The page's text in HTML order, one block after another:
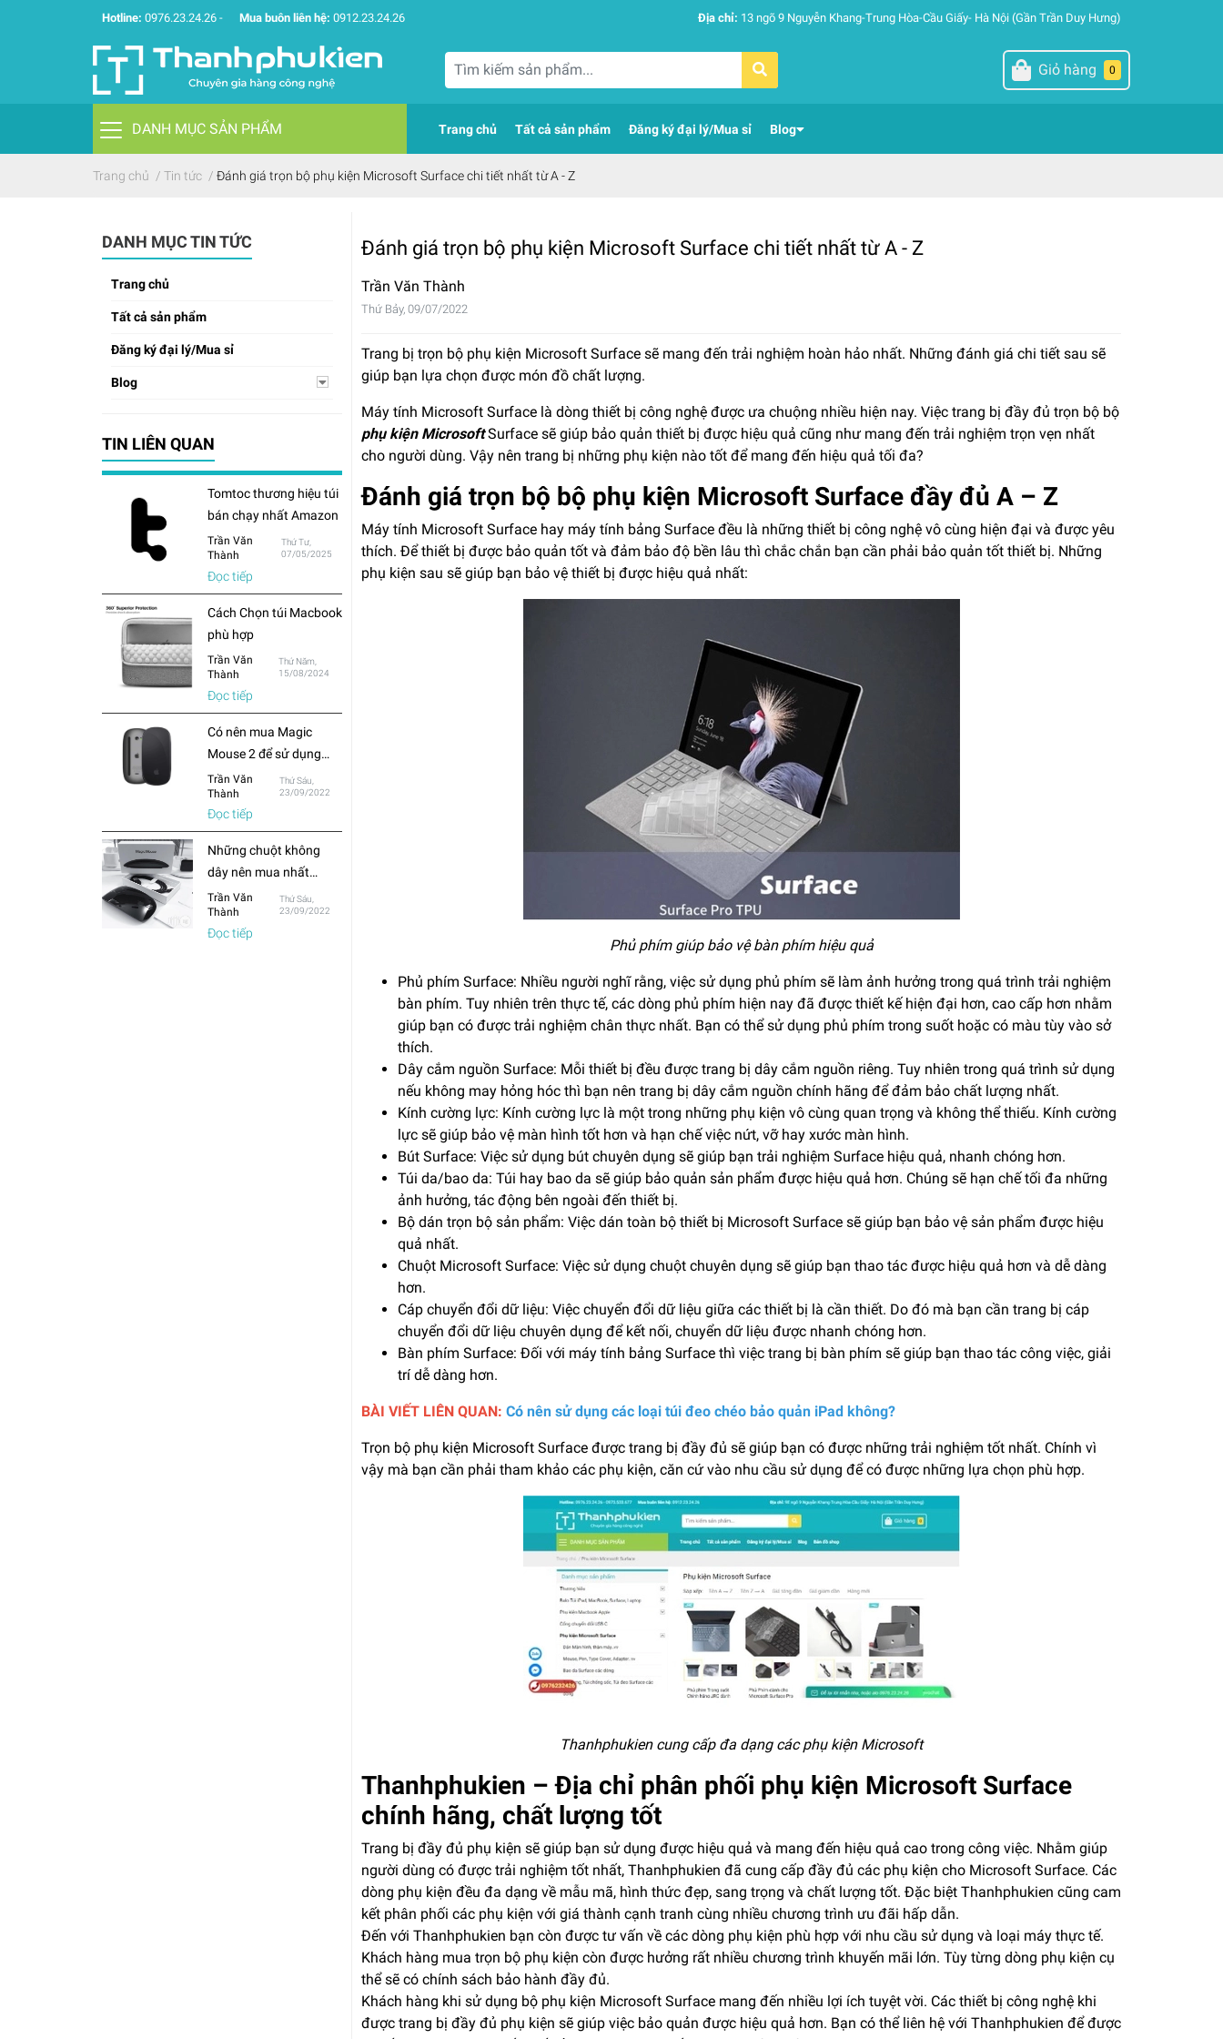
Hotline: 0976.23.24.26 - Mua buôn liên hệ: 0912.23.24.26 Địa chỉ: 13 ngõ 9 Nguyễn Khang-Trung Hòa-Cầu Giấy- Hà Nội (Gần Trần Duy Hưng)
Giỏ hàng 0
DANH MỤC SẢN PHẨM Trang chủ Tất cả sản phẩm Đăng ký đại lý/Mua sỉ Blog
Trang chủ / Tin tức / Đánh giá trọn bộ phụ kiện Microsoft Surface chi tiết nhất từ A - Z
DANH MỤC TIN TỨC
Trang chủ
Tất cả sản phẩm
Đăng ký đại lý/Mua sỉ
Blog
TIN LIÊN QUAN
Tomtoc thương hiệu túi
bán chạy nhất Amazon
Trần Văn
Thành
Thứ Tư,
07/05/2025
Đọc tiếp
Cách Chọn túi Macbook
phù hợp
Trần Văn
Thành
Thứ Năm,
15/08/2024
Đọc tiếp
Có nên mua Magic
Mouse 2 để sử dụng
cho Macbook hay chỉ
mua chuột thông
thường?
Trần Văn
Thành
Thứ Sáu,
23/09/2022
Đọc tiếp
Những chuột không
dây nên mua nhất
trong năm 2022
Trần Văn
Thành
Thứ Sáu,
23/09/2022
Đọc tiếp
Đánh giá trọn bộ phụ kiện Microsoft Surface chi tiết nhất từ A - Z
Trần Văn Thành
Thứ Bảy, 09/07/2022
Trang bị trọn bộ phụ kiện Microsoft Surface sẽ mang đến trải nghiệm hoàn hảo nhất. Những đánh giá chi tiết sau sẽ
giúp bạn lựa chọn được món đồ chất lượng.
Máy tính Microsoft Surface là dòng thiết bị công nghệ được ưa chuộng nhiều hiện nay. Việc trang bị đầy đủ trọn bộ bộ
phụ kiện MicrosoftSurface sẽ giúp bảo quản thiết bị được hiệu quả cũng như mang đến trải nghiệm trọn vẹn nhất
cho người dùng. Vậy nên trang bị những phụ kiện nào tốt để mang đến hiệu quả tối đa?
Đánh giá trọn bộ bộ phụ kiện Microsoft Surface đầy đủ A – Z
Máy tính Microsoft Surface hay máy tính bảng Surface đều là những thiết bị công nghệ vô cùng hiện đại và được yêu
thích. Để thiết bị được bảo quản tốt và đảm bảo độ bền lâu thì chắc chắn bạn cần phải bảo quản tốt thiết bị. Những
phụ kiện sau sẽ giúp bạn bảo vệ thiết bị được hiệu quả nhất:
Phủ phím giúp bảo vệ bàn phím hiệu quả
Phủ phím Surface: Nhiều người nghĩ rằng, việc sử dụng phủ phím sẽ làm ảnh hưởng trong quá trình trải nghiệm
bàn phím. Tuy nhiên trên thực tế, các dòng phủ phím hiện nay đã được thiết kế hiện đại hơn, cao cấp hơn nhằm
giúp bạn có được trải nghiệm chân thực nhất. Bạn có thể sử dụng phủ phím trong suốt hoặc có màu tùy vào sở
thích.
Dây cắm nguồn Surface: Mỗi thiết bị đều được trang bị dây cắm nguồn riêng. Tuy nhiên trong quá trình sử dụng
nếu không may hỏng hóc thì bạn nên trang bị dây cắm nguồn chính hãng để đảm bảo chất lượng nhất.
Kính cường lực: Kính cường lực là một trong những phụ kiện vô cùng quan trọng và không thể thiếu. Kính cường
lực sẽ giúp bảo vệ màn hình tốt hơn và hạn chế việc nứt, vỡ hay xước màn hình.
Bút Surface: Việc sử dụng bút chuyên dụng sẽ giúp bạn trải nghiệm Surface hiệu quả, nhanh chóng hơn.
Túi da/bao da: Túi hay bao da sẽ giúp bảo quản sản phẩm được hiệu quả hơn. Chúng sẽ hạn chế tối đa những
ảnh hưởng, tác động bên ngoài đến thiết bị.
Bộ dán trọn bộ sản phẩm: Việc dán toàn bộ thiết bị Microsoft Surface sẽ giúp bạn bảo vệ sản phẩm được hiệu
quả nhất.
Chuột Microsoft Surface: Việc sử dụng chuột chuyên dụng sẽ giúp bạn thao tác được hiệu quả hơn và dễ dàng
hơn.
Cáp chuyển đổi dữ liệu: Việc chuyển đổi dữ liệu giữa các thiết bị là cần thiết. Do đó mà bạn cần trang bị cáp
chuyển đổi dữ liệu chuyên dụng để kết nối, chuyển dữ liệu được nhanh chóng hơn.
Bàn phím Surface: Đối với máy tính bảng Surface thì việc trang bị bàn phím sẽ giúp bạn thao tác công việc, giải
trí dễ dàng hơn.
BÀI VIẾT LIÊN QUAN: Có nên sử dụng các loại túi đeo chéo bảo quản iPad không?
Trọn bộ phụ kiện Microsoft Surface được trang bị đầy đủ sẽ giúp bạn có được những trải nghiệm tốt nhất. Chính vì
vậy mà bạn cần phải tham khảo các phụ kiện, căn cứ vào nhu cầu sử dụng để có được những lựa chọn phù hợp.
Thanhphukien cung cấp đa dạng các phụ kiện Microsoft
Thanhphukien – Địa chỉ phân phối phụ kiện Microsoft Surface
chính hãng, chất lượng tốt
Trang bị đầy đủ phụ kiện sẽ giúp bạn sử dụng được hiệu quả và mang đến hiệu quả cao trong công việc. Nhằm giúp
người dùng có được trải nghiệm tốt nhất, Thanhphukien đã cung cấp đầy đủ các phụ kiện cho Microsoft Surface. Các
dòng phụ kiện đều đa dạng về mẫu mã, hình thức đẹp, sang trọng và chất lượng tốt. Đặc biệt Thanhphukien cũng cam
kết phân phối các phụ kiện với giá thành cạnh tranh cùng nhiều chương trình ưu đãi hấp dẫn.
Đến với Thanhphukien bạn còn được tư vấn về các dòng phụ kiện phù hợp với nhu cầu sử dụng và loại máy thực tế.
Khách hàng mua trọn bộ phụ kiện còn được hưởng rất nhiều chương trình khuyến mãi lớn. Tùy từng dòng phụ kiện cụ
thể sẽ có chính sách bảo hành đầy đủ.
Khách hàng khi sử dụng bộ phụ kiện Microsoft Surface mang đến nhiều lợi ích tuyệt vời. Các thiết bị công nghệ khi
được trang bị đầy đủ phụ kiện sẽ giúp việc bảo quản được hiệu quả hơn. Bạn có thể liên hệ với Thanhphukien để được